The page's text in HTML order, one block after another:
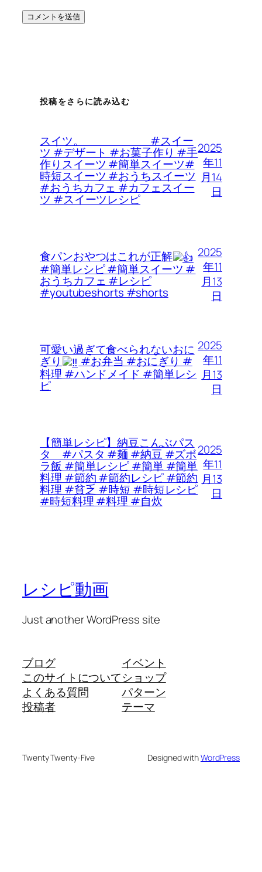
投稿をさらに読み込む
スイツ。 #スイー
ツ #デザート #お菓子作り #手
作りスイーツ #簡単スイーツ#
時短スイーツ #おうちスイーツ
#おうちカフェ #カフェスイー
ツ #スイーツレシピ
2025
年11
月14
日
食パンおやつはこれが正解
#簡単レシピ #簡単スイーツ #
おうちカフェ #レシピ
#youtubeshorts #shorts
2025
年11
月13
日
可愛い過ぎて食べられないおに
ぎり
#お弁当 #おにぎり #
料理 #ハンドメイド #簡単レシ
ピ
2025
年11
月13
日
【簡単レシピ】納豆こんぶパス
タ #パスタ #麺 #納豆 #ズボ
ラ飯 #簡単レシピ #簡単 #簡単
料理 #節約 #節約レシピ #節約
料理 #貧乏 #時短 #時短レシピ
#時短料理 #料理 #自炊
2025
年11
月13
日
レシピ動画
Just another WordPress site
ブログ
このサイトについて
よくある質問
投稿者
イベント
ショップ
パターン
テーマ
Twenty Twenty-Five Designed withWordPress